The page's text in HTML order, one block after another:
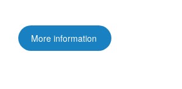
More information